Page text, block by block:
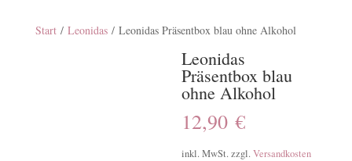
Start/ Leonidas/ Leonidas Präsentbox blau ohne Alkohol
Leonidas
Präsentbox blau
ohne Alkohol
12,90€
inkl. MwSt. zzgl.Versandkosten